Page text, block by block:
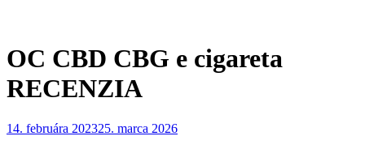
OC CBD CBG e cigareta
RECENZIA
Posted
14. februára 202325. marca 2026